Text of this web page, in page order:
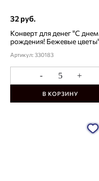
32 руб.
Конверт для денег "С днем
рождения! Бежевые
Артикул: 330183
- +
В КОРЗИНУ